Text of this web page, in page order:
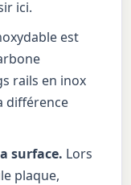
ici.
est
rails en inox
différence
surface. Lors
plaque,